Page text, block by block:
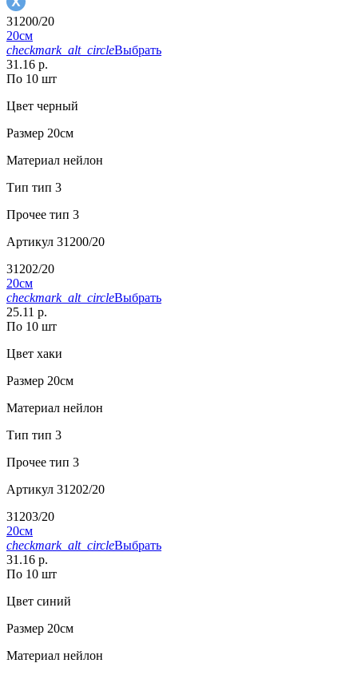
31200/20
20см
checkmark_alt_circleВыбрать
31.16 р.
По 10 шт
Цвет черный
Размер 20см
Материал нейлон
Тип тип 3
Прочее тип 3
Артикул 31200/20
31202/20
20см
checkmark_alt_circleВыбрать
25.11 р.
По 10 шт
Цвет хаки
Размер 20см
Материал нейлон
Тип тип 3
Прочее тип 3
Артикул 31202/20
31203/20
20см
checkmark_alt_circleВыбрать
31.16 р.
По 10 шт
Цвет синий
Размер 20см
Материал нейлон